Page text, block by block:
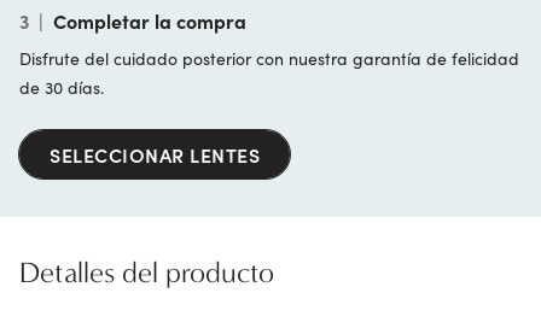
3 | Completar la compra
Disfrute del cuidado posterior con nuestra garantía de felicidad
de 30 días.
SELECCIONAR LENTES
Detalles del producto